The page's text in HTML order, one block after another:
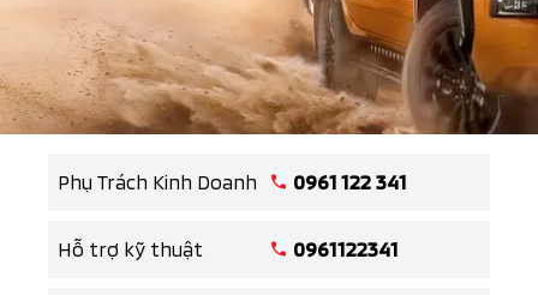
Phụ Trách Kinh Doanh 0961 122 341
Hỗ trợ kỹ thuật 0961122341